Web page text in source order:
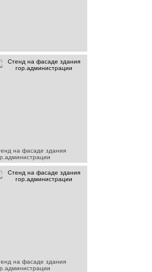
на фасаде здания
на фасаде здания